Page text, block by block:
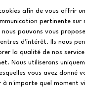
et Sommets et les
Dès lors, l’éditeur du
de leurs
ou tous éléments
l’éditeur du présent
et continue du
afin de vous offrir
pertinente sur
pouvons vous
d'intérêt. Ils nous
la qualité de nos
Nous utiliserons
vous avez donné
à n'importe quel moment